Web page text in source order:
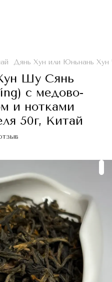
Дянь Хун или Юньнань Хун
Шу Сянь
с медово-
и нотками
50г, Китай